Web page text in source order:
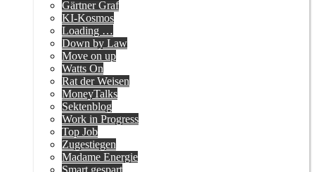
Gärtner Graf
KI-Kosmos
Loading …
Down by Law
Move on up
Watts On
Rat der Weisen
MoneyTalks
Sektenblog
Work in Progress
Top Job
Zugestiegen
Madame Energie
Smart gespart